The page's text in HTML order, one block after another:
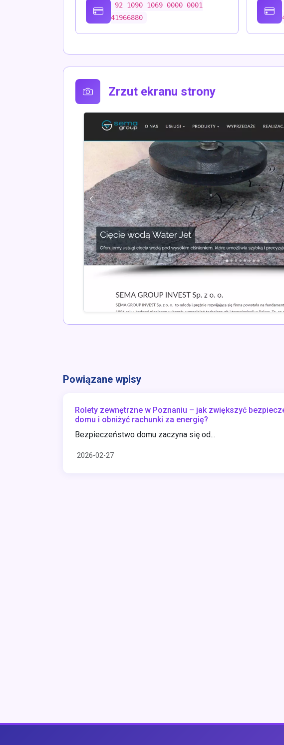
92 1090 1069 0000 0001
41966880
Zrzut ekranu strony
Powiązane wpisy
Rolety zewnętrzne w Poznaniu – jak zwiększyć
domu i obniżyć rachunki za energię?
Bezpieczeństwo domu zaczyna się od...
2026-02-27